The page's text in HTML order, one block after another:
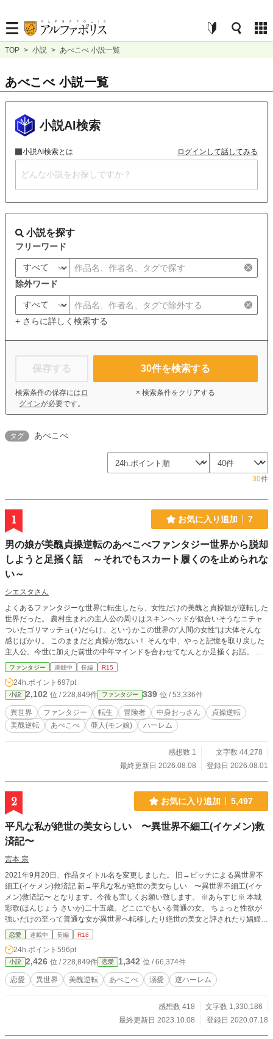
TOP > 小説 > あべこべ 小説一覧
あべこべ 小説一覧
小説AI検索
小説AI検索とは ログインして話してみる
小説を探す
フリーワード
除外ワード
+ さらに詳しく検索する
保存する
検索条件の保存には ロ
グインが必要です。
30件を検索する
× 検索条件をクリアする
タグ あべこべ
30件
1 お気に入り追加 7
男の娘が美醜貞操逆転のあべこべファンタジー世界から脱却
しようと足掻く話 ～それでもスカート履くのを止められな
い～
シエスタさん
よくあるファンタジーな世界に転生したら、女性だけの美醜と貞操観が逆転した
世界だった。 農村生まれの主人公の周りはスキンヘッドが似合いそうなニチャ
ついたゴリマッチョ(♀)だらけ。というかこの世界の”人間の女性”は大体そんな
感じばかり。 このままだと貞操が危ない！ そんな中、やっと記憶を取り戻した
主人公。今世に加えた前世の中年マインドを合わせてなんとか足掻くお話。 気
が付いたらその内周囲が亜人(モン娘)だらけになってる。
ファンタジー 連載中 長編 R15
24h.ポイント 697pt
小説 2,102 位 / 228,849件 ファンタジー 339 位 / 53,336件
異世界 ファンタジー 転生 冒険者 中身おっさん
貞操逆転
美醜逆転
あべこべ 亜人(モン娘) ハーレム
感想数 1
文字数 44,278
最終更新日 2026.08.08
登録日 2026.08.01
2 お気に入り追加 5,497
平凡な私が絶世の美女らしい 〜異世界不細工(イケメン)救
済記〜
宮本 宗
2021年9月20日、作品タイトル名を変更しました。 旧→ビッチによる異世界不
細工(イケメン)救済記 新→平凡な私が絶世の美女らしい 〜異世界不細工(イケ
メン)救済記〜 となります。今後も宜しくお願い致します。 ※あらすじ※ 本城
彩歌(ほんじょう さいか)二十五歳。どこにでもいる普通の女。 ちょっと性欲が
強いだけの至って普通な女が異世界へ転移したり絶世の美女と評されたり娼婦に
なったり蔑まれている不細工(イケメン)たちに愛の手を差し伸べ、でろでろに愛
されるという何番煎じなお話。 ※がっつりエロが入りますので苦手な方は読む
のをお止めください。 なろう様でもお話をアップしております。
恋愛 連載中 長編 R18
24h.ポイント 596pt
小説 2,426 位 / 228,849件 恋愛 1,342 位 / 66,374件
恋愛 異世界 美醜逆転 あべこべ 溺愛 逆ハーレム
感想数 418
文字数 1,330,186
最終更新日 2023.10.08
登録日 2020.07.18